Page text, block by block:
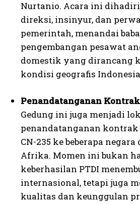
Nurtanio. Acara ini
direksi, insinyur, dan
pemerintah, menandai
pengembangan pesawat
domestik yang dirancang
kondisi geografis
Penandatanganan Kontrak
Gedung ini juga menjadi
penandatanganan kontrak
CN-235 ke beberapa
Afrika. Momen ini bukan
keberhasilan PTDI
internasional, tetapi juga
kualitas dan keunggulan